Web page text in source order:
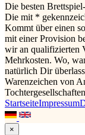
Die besten
Die mit *
Kommt über einen
mit einer Provision
wir an qualifizierten
Mehrkosten. Wo,
natürlich Dir
Warenzeichen von
StartseiteImpressum
×